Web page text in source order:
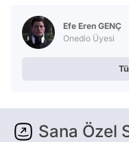
Efe Eren GENÇ
Onedio Üyesi
Sana Özel